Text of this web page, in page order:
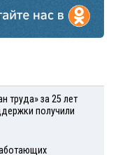
труда» за 25 лет
получили